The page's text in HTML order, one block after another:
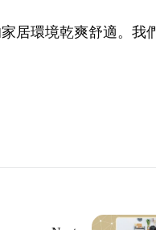
居環境乾爽舒適。我